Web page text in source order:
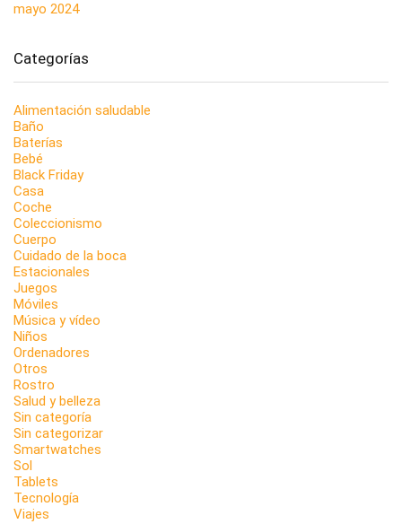
mayo 2024
Categorías
Alimentación saludable
Baño
Baterías
Bebé
Black Friday
Casa
Coche
Coleccionismo
Cuerpo
Cuidado de la boca
Estacionales
Juegos
Móviles
Música y vídeo
Niños
Ordenadores
Otros
Rostro
Salud y belleza
Sin categoría
Sin categorizar
Smartwatches
Sol
Tablets
Tecnología
Viajes